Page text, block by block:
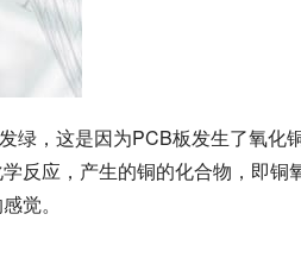
绿，这是因为PCB板发生了氧化
反应，产生的铜的化合物，即铜
觉。